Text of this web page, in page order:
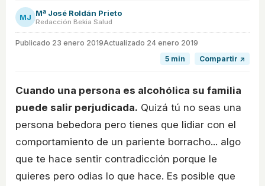
MJ Mª José Roldán Prieto
Redacción Bekia Salud
Publicado 23 enero 2019Actualizado 24 enero 2019
5 min
Compartir ↗
Cuando una persona es alcohólica su familia
puede salir perjudicada. Quizá tú no seas una
persona bebedora pero tienes que lidiar con el
comportamiento de un pariente borracho... algo
que te hace sentir contradicción porque le
quieres pero odias lo que hace. Es posible que